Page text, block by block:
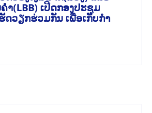
ຳ(LBB) ເປີດກອງປະຊຸມ
ດວຽກຮ່ວມກັນ ເພື່ອເກັບກຳ